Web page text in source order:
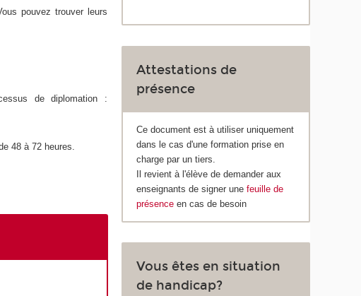
pouvez trouver leurs
de diplomation :
48 à 72 heures.
Attestations de
présence
Ce document est à utiliser uniquement
dans le cas d'une formation prise en
charge par un tiers.
Il revient à l'élève de demander aux
enseignants de signer unefeuille de
présence en cas de besoin
Vous êtes en situation
de handicap?